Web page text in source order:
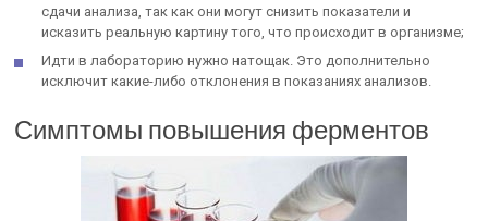
сдачи анализа, так как они могут снизить показатели и
исказить реальную картину того, что происходит в организме;
Идти в лабораторию нужно натощак. Это дополнительно
исключит какие-либо отклонения в показаниях анализов.
Симптомы повышения ферментов